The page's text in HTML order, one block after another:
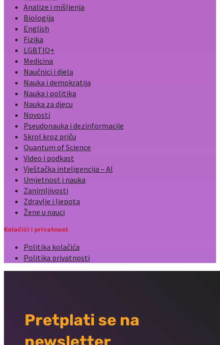
Analize i mišljenja
Biologija
English
Fizika
LGBTIQ+
Medicina
Naučnici i djela
Nauka i demokratija
Nauka i politika
Nauka za djecu
Novosti
Pseudonauka i dezinformacije
Skrol kroz priču
Quantum of Science
Video i podkast
Vještačka inteligencija – AI
Umjetnost i nauka
Zanimljivosti
Zdravlje i ljepota
Žene u nauci
Kolačići i privatnost
Politika kolačića
Politika privatnosti
Pretplati se na